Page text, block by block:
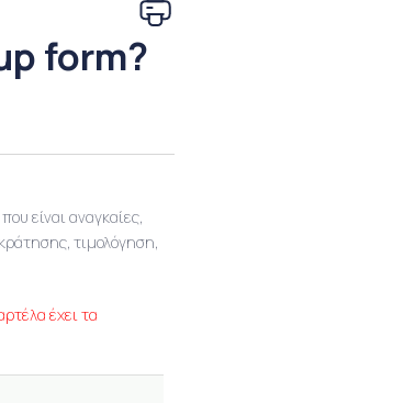
form?
είναι αναγκαίες,
τιμολόγηση,
έχει τα